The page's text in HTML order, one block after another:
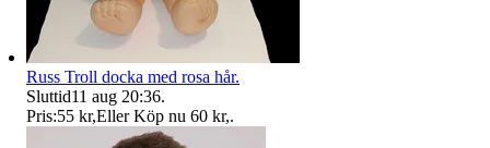
Russ Troll docka med rosa hår.
Sluttid11 aug 20:36.
Pris:55 kr,Eller Köp nu 60 kr,.